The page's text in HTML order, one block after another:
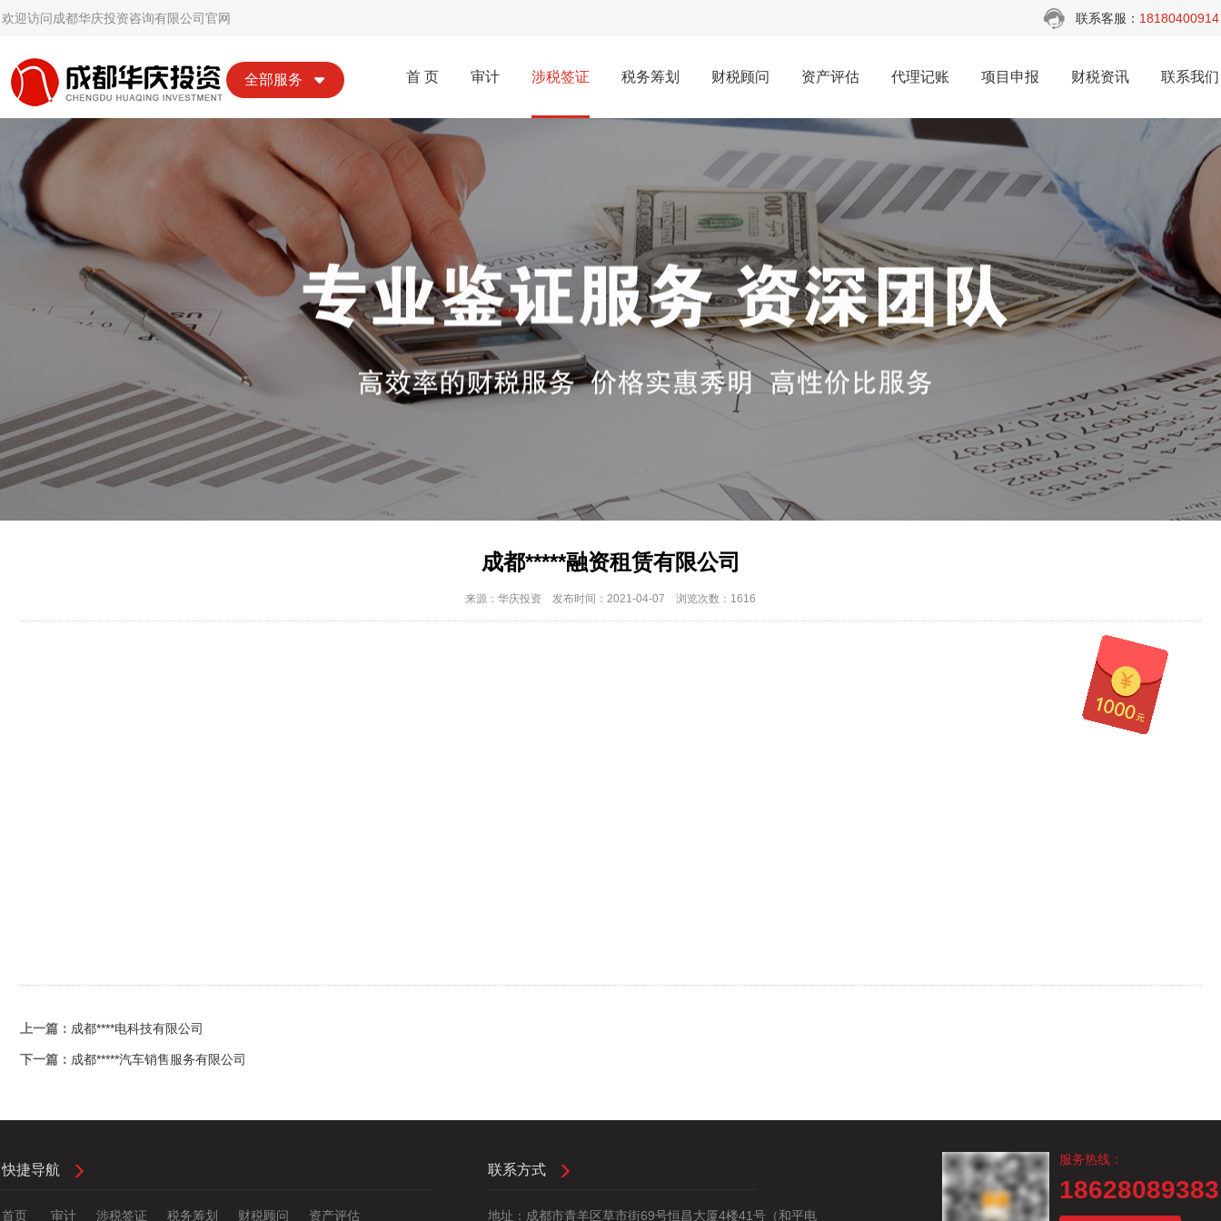
欢迎访问成都华庆投资咨询有限公司官网 联系客服： 18180400914
全部服务 首 页 审计 涉税签证 税务筹划 财税顾问 资产评估 代理记账 项目申报 财税资讯 联系我们
成都*****融资租赁有限公司
来源： 华庆投资 发布时间： 2021-04-07 浏览次数： 1616
上一篇： 成都****电科技有限公司
下一篇： 成都*****汽车销售服务有限公司
快捷导航
首页 审计 涉税签证 税务筹划 财税顾问 资产评估
联系方式
地址：成都市青羊区草市街69号恒昌大厦4楼41号（和平电
服务热线：
18628089383